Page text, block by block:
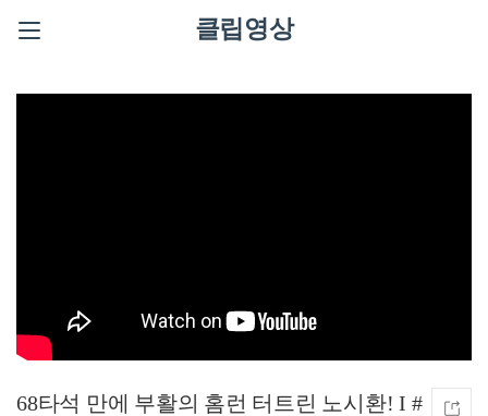
클립영상
68타석 만에 부활의 홈런 터트린 노시환! I #